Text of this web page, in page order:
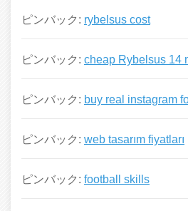
ピンバック: rybelsus cost
ピンバック: cheap Rybelsus 14
ピンバック: buy real instagram
ピンバック: web tasarım fiyatları
ピンバック: football skills